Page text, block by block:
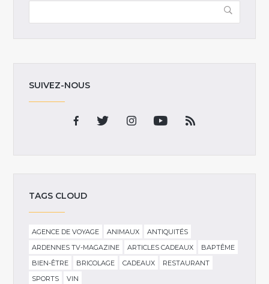
SUIVEZ-NOUS
TAGS CLOUD
AGENCE DE VOYAGE ANIMAUX
ANTIQUITÉS
ARDENNES TV-MAGAZINE
ARTICLES CADEAUX
BAPTÊME
BIEN-ÊTRE
BRICOLAGE CADEAUX
RESTAURANT
SPORTS
VIN